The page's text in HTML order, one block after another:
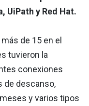
UiPath y Red Hat.
de 15 en el
tuvieron la
conexiones
de descanso,
y varios tipos